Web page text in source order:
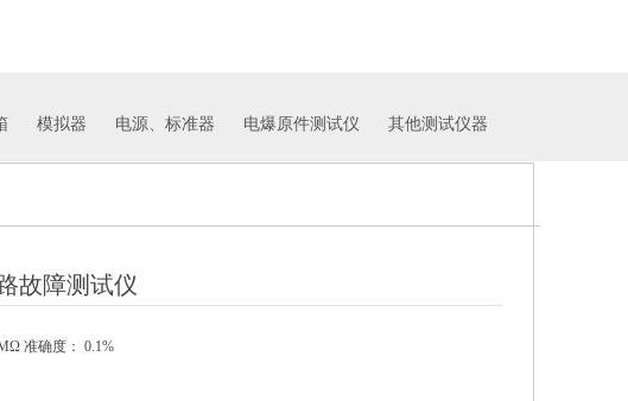
器 电源、标准器 电爆原件测试仪 其他测试仪器
故障测试仪
准确度： 0.1%